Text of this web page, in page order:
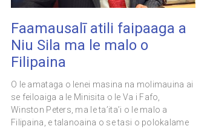
Faamausalī atili faipaaga a
Niu Sila ma le malo o
Filipaina
O le amataga o lenei masina na molimauina ai
se feiloaiga a le Minisita o le Va i Fafo,
Winston Peters, ma le ta’ita’i o le malo a
Filipaina, e talanoaina o se tasi o polokalame